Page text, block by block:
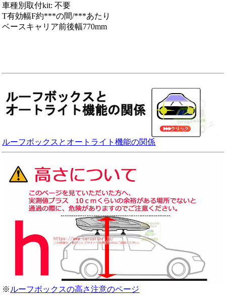
車種別取付kit: 不要
T有効幅F約***の間/***あたり
ベースキャリア前後幅770mm
ルーフボックスとオートライト機能の関係
※ ルーフボックスの高さ注意のページ